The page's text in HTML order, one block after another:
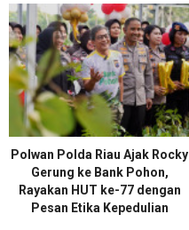
Polwan Polda Riau Ajak Rocky
Gerung ke Bank Pohon,
Rayakan HUT ke-77 dengan
Pesan Etika Kepedulian